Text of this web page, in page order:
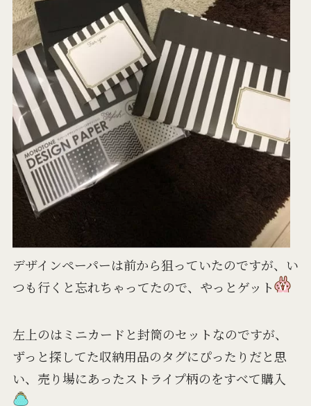
デザインペーパーは前から狙っていたのですが、い
つも行くと忘れちゃってたので、やっとゲット
左上のはミニカードと封筒のセットなのですが、
ずっと探してた収納用品のタグにぴったりだと思
い、売り場にあったストライプ柄のをすべて購入